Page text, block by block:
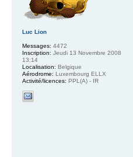
Luc Lion
Messages: 4472
Inscription: Jeudi 13 Novembre 2008
13:14
Localisation: Belgique
Aérodrome: Luxembourg ELLX
Activité/licences: PPL(A) - IR